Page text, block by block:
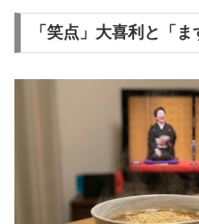
「笑点」大喜利と「